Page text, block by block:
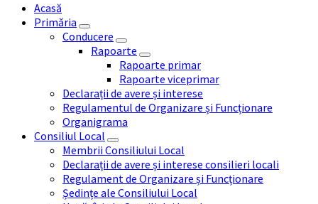
Acasă
Primăria
Conducere
Rapoarte
Rapoarte primar
Rapoarte viceprimar
Declarații de avere și interese
Regulamentul de Organizare și Funcționare
Organigrama
Consiliul Local
Membrii Consiliului Local
Declarații de avere și interese consilieri locali
Regulament de Organizare și Funcționare
Ședințe ale Consiliului Local